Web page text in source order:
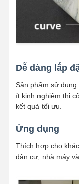
Dễ dàng lắp
Sản phẩm sử
ít kinh nghiệm thi
kết quả tối ưu.
Ứng dụng
Thích hợp cho
dân cư, nhà máy